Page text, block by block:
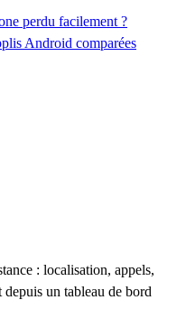
perdu facilement ?
Android comparées
: localisation, appels,
depuis un tableau de bord